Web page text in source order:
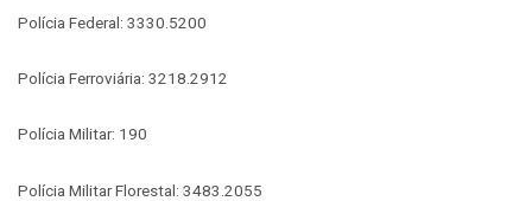
Polícia Federal: 3330.5200
Polícia Ferroviária: 3218.2912
Polícia Militar: 190
Polícia Militar Florestal: 3483.2055